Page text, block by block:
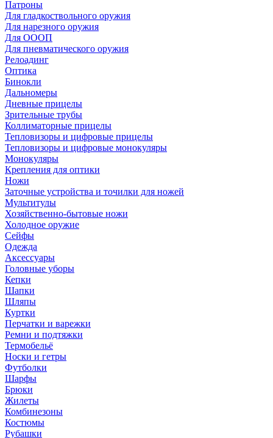
Патроны
Для гладкоствольного оружия
Для нарезного оружия
Для ОООП
Для пневматического оружия
Релоадинг
Оптика
Бинокли
Дальномеры
Дневные прицелы
Зрительные трубы
Коллиматорные прицелы
Тепловизоры и цифровые прицелы
Тепловизоры и цифровые монокуляры
Монокуляры
Крепления для оптики
Ножи
Заточные устройства и точилки для ножей
Мультитулы
Хозяйственно-бытовые ножи
Холодное оружие
Сейфы
Одежда
Аксессуары
Головные уборы
Кепки
Шапки
Шляпы
Куртки
Перчатки и варежки
Ремни и подтяжки
Термобельё
Носки и гетры
Футболки
Шарфы
Брюки
Жилеты
Комбинезоны
Костюмы
Рубашки